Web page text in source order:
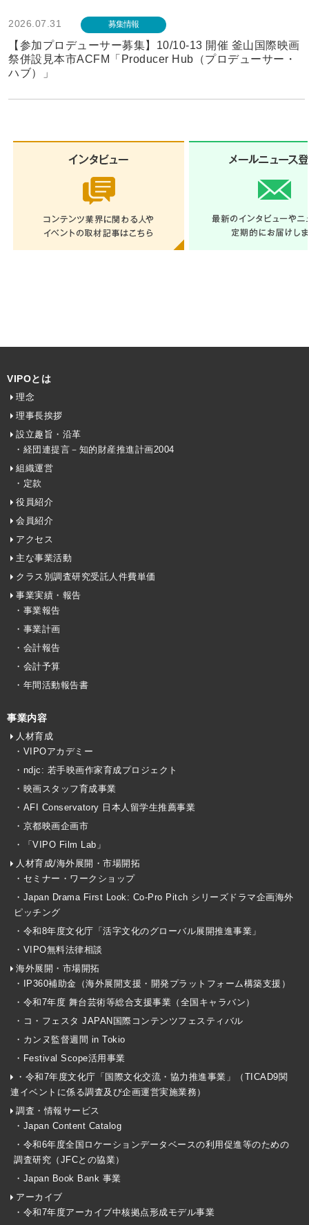
2026.07.31 募集情報
【参加プロデューサー募集】10/10-13 開催 釜山国際映画
祭併設見本市ACFM「Producer Hub（プロデューサー・
ハブ）」
VIPOとは
理念
理事長挨拶
設立趣旨・沿革
・経団連提言－知的財産推進計画2004
組織運営
・定款
役員紹介
会員紹介
アクセス
主な事業活動
クラス別調査研究受託人件費単価
事業実績・報告
・事業報告
・事業計画
・会計報告
・会計予算
・年間活動報告書
事業内容
人材育成
・VIPOアカデミー
・ndjc: 若手映画作家育成プロジェクト
・映画スタッフ育成事業
・AFI Conservatory 日本人留学生推薦事業
・京都映画企画市
・「VIPO Film Lab」
人材育成/海外展開・市場開拓
・セミナー・ワークショップ
・Japan Drama First Look: Co-Pro Pitch シリーズドラマ企画海外
ピッチング
・令和8年度文化庁「活字文化のグローバル展開推進事業」
・VIPO無料法律相談
海外展開・市場開拓
・IP360補助金（海外展開支援・開発プラットフォーム構築支援）
・令和7年度 舞台芸術等総合支援事業（全国キャラバン）
・コ・フェスタ JAPAN国際コンテンツフェスティバル
・カンヌ監督週間 in Tokio
・Festival Scope活用事業
・令和7年度文化庁「国際文化交流・協力推進事業」（TICAD9関
連イベントに係る調査及び企画運営実施業務）
調査・情報サービス
・Japan Content Catalog
・令和6年度全国ロケーションデータベースの利用促進等のための
調査研究（JFCとの協業）
・Japan Book Bank 事業
アーカイブ
・令和7年度アーカイブ中核拠点形成モデル事業